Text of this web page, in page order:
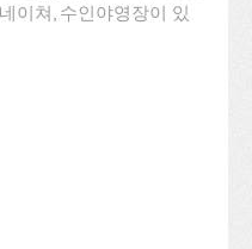
이쳐, 수인야영장이 있